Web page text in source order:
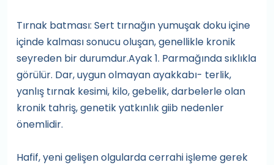
Tırnak batması: Sert tırnağın yumuşak doku içine
içinde kalması sonucu oluşan, genellikle kronik
seyreden bir durumdur.Ayak 1. Parmağında sıklıkla
görülür. Dar, uygun olmayan ayakkabı- terlik,
yanlış tırnak kesimi, kilo, gebelik, darbelerle olan
kronik tahriş, genetik yatkınlık giib nedenler
önemlidir.
Hafif, yeni gelişen olgularda cerrahi işleme gerek